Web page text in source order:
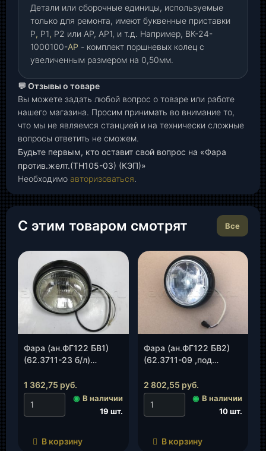
Детали или сборочные единицы, используемые
только для ремонта, имеют буквенные приставки
Р, Р1, Р2 или АР, АР1, и т.д. Например, ВК-24-
1000100-АР - комплект поршневых колец с
увеличенным размером на 0,50мм.
💬 Отзывы о товаре
Вы можете задать любой вопрос о товаре или работе
нашего магазина. Просим принимать во внимание то,
что мы не являемся станцией и на технически сложные
вопросы ответить не сможем.
Будьте первым, кто оставит свой вопрос на «Фара
против.желт.(ТН105-03) (КЭП)»
Необходимо авторизоваться.
С этим товаром смотрят Все
Фара (ан.ФГ122 БВ1)
(62.3711-23 б/л)
1 362,75 руб.
◉ В наличии
19 шт.
В корзину
Фара (ан.ФГ122 БВ2)
(62.3711-09 ,под
2 802,55 руб.
◉ В наличии
10 шт.
В корзину